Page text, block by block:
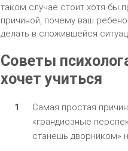
таком случае стоит хотя бы
причиной, почему ваш
делать в сложившейся
Советы
хочет учиться
Самая простая
«грандиозные
станешь дворником»